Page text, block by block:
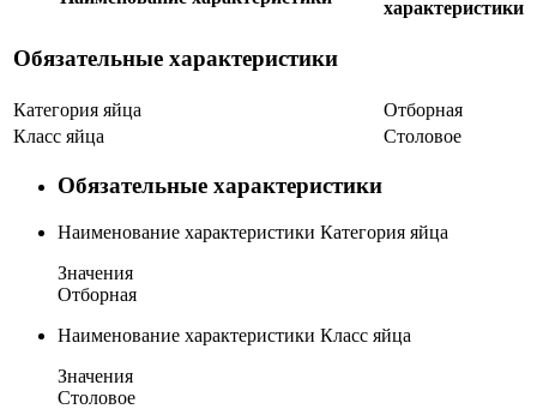
характеристики
Обязательные характеристики
Категория яйца
Отборная
Класс яйца
Столовое
Обязательные характеристики
Наименование характеристики Категория яйца
Значения
Отборная
Наименование характеристики Класс яйца
Значения
Столовое